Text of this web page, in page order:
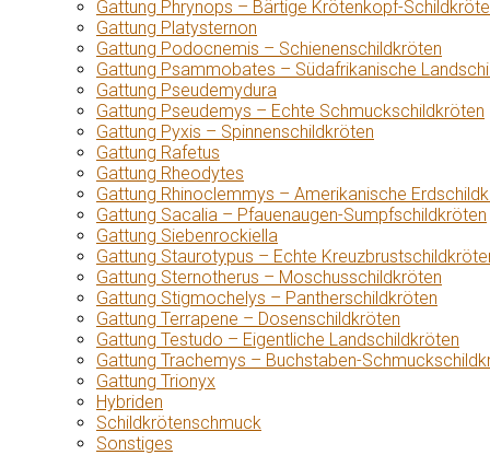
Gattung Phrynops – Bärtige Krötenkopf-
Gattung Platysternon
Gattung Podocnemis – Schienenschildkröten
Gattung Psammobates – Südafrikanische
Gattung Pseudemydura
Gattung Pseudemys – Echte Schmuckschildkröten
Gattung Pyxis – Spinnenschildkröten
Gattung Rafetus
Gattung Rheodytes
Gattung Rhinoclemmys – Amerikanische
Gattung Sacalia – Pfauenaugen-Sumpfschildkröten
Gattung Siebenrockiella
Gattung Staurotypus – Echte
Gattung Sternotherus – Moschusschildkröten
Gattung Stigmochelys – Pantherschildkröten
Gattung Terrapene – Dosenschildkröten
Gattung Testudo – Eigentliche Landschildkröten
Gattung Trachemys – Buchstaben-
Gattung Trionyx
Hybriden
Schildkrötenschmuck
Sonstiges